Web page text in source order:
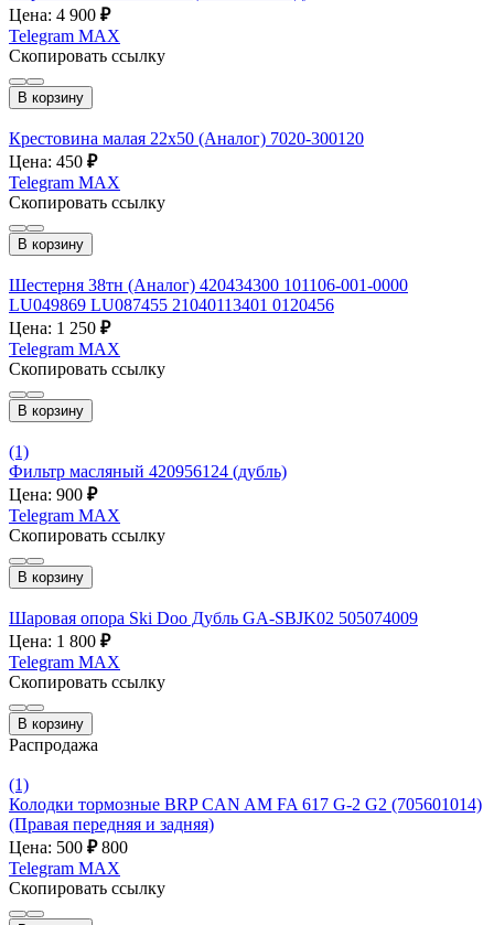
Цена: 4 900 ₽
Telegram MAX
Скопировать ссылку
В корзину
Крестовина малая 22х50 (Аналог) 7020-300120
Цена: 450 ₽
Telegram MAX
Скопировать ссылку
В корзину
Шестерня 38тн (Аналог) 420434300 101106-001-0000
LU049869 LU087455 21040113401 0120456
Цена: 1 250 ₽
Telegram MAX
Скопировать ссылку
В корзину
(1)
Фильтр масляный 420956124 (дубль)
Цена: 900 ₽
Telegram MAX
Скопировать ссылку
В корзину
Шаровая опора Ski Doo Дубль GA-SBJK02 505074009
Цена: 1 800 ₽
Telegram MAX
Скопировать ссылку
В корзину
Распродажа
(1)
Колодки тормозные BRP CAN AM FA 617 G-2 G2 (705601014)
(Правая передняя и задняя)
Цена: 500 ₽ 800
Telegram MAX
Скопировать ссылку